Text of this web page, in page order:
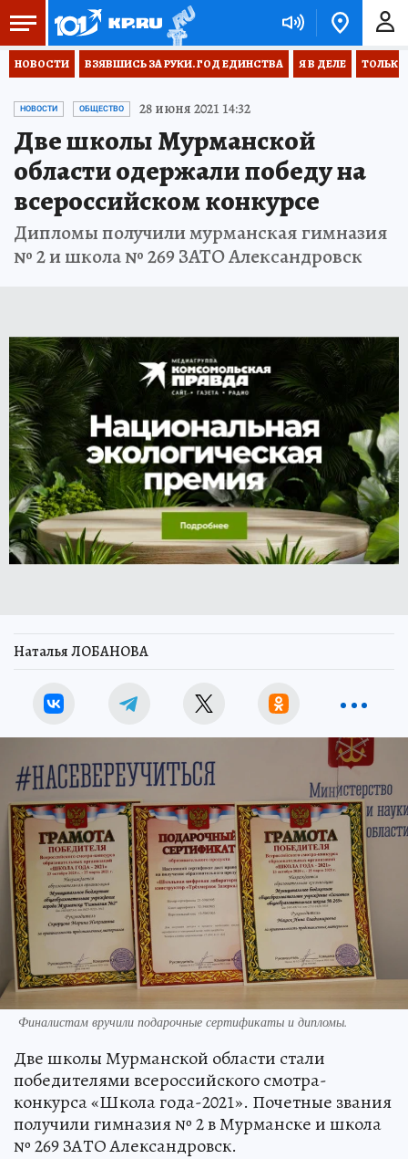
НОВОСТИ ВЗЯВШИСЬ ЗА РУКИ. ГОД ЕДИНСТВА Я В ДЕЛЕ ТОЛЬКО
НОВОСТИ ОБЩЕСТВО 28 июня 2021 14:32
Две школы Мурманской
области одержали победу на
всероссийском конкурсе
Дипломы получили мурманская гимназия
№ 2 и школа № 269 ЗАТО Александровск
Наталья ЛОБАНОВА
Финалистам вручили подарочные сертификаты и дипломы.
Две школы Мурманской области стали
победителями всероссийского смотра-
конкурса «Школа года-2021». Почетные звания
получили гимназия № 2 в Мурманске и школа
№ 269 ЗАТО Александровск.